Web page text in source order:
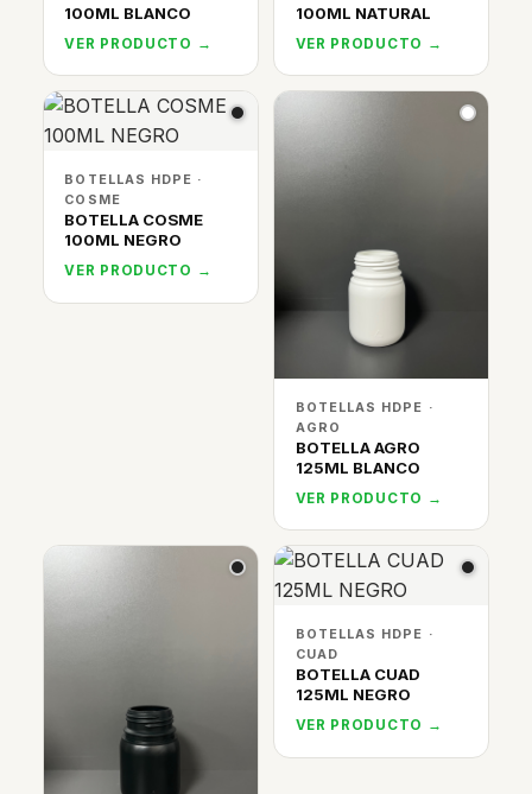
100ML BLANCO
VER PRODUCTO →
100ML NATURAL
VER PRODUCTO →
BOTELLAS HDPE ·
COSME
BOTELLA COSME
100ML NEGRO
VER PRODUCTO →
BOTELLAS HDPE ·
AGRO
BOTELLA AGRO
125ML BLANCO
VER PRODUCTO →
BOTELLAS HDPE ·
CUAD
BOTELLA CUAD
125ML NEGRO
VER PRODUCTO →